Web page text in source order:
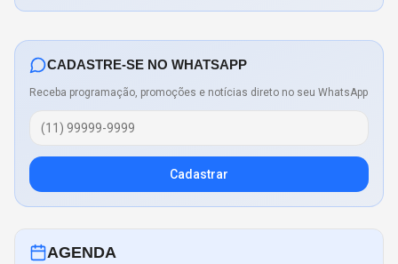
CADASTRE-SE NO WHATSAPP
Receba programação, promoções e notícias direto no seu WhatsApp
Cadastrar
AGENDA